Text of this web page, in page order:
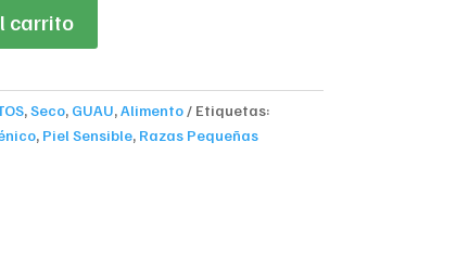
carrito
,Seco, GUAU,Alimento
Etiquetas:
, Piel Sensible, Razas Pequeñas